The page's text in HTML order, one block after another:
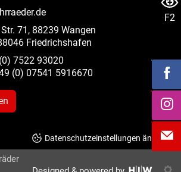
71, 88239 Wangen
Friedrichshafen
7522 93020
(0) 07541 5916670
Datenschutzeinstellungen ändern
F2